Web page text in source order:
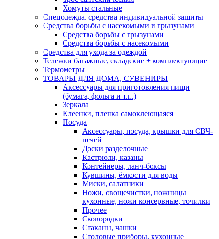
Хомуты стальные
Спецодежда, средства индивидуальной защиты
Средства борьбы с насекомыми и грызунами
Средства борьбы с грызунами
Средства борьбы с насекомыми
Средства для ухода за одеждой
Тележки багажные, складские + комплектующие
Термометры
ТОВАРЫ ДЛЯ ДОМА, СУВЕНИРЫ
Аксессуары для приготовления пищи
(бумага, фольга и т.п.)
Зеркала
Клеенки, пленка самоклеющаяся
Посуда
Аксессуары, посуда, крышки для СВЧ-
печей
Доски разделочные
Кастрюли, казаны
Контейнеры, ланч-боксы
Кувшины, ёмкости для воды
Миски, салатники
Ножи, овощечистки, ножницы
кухонные, ножи консервные, точилки
Прочее
Сковородки
Стаканы, чашки
Столовые приборы, кухонные